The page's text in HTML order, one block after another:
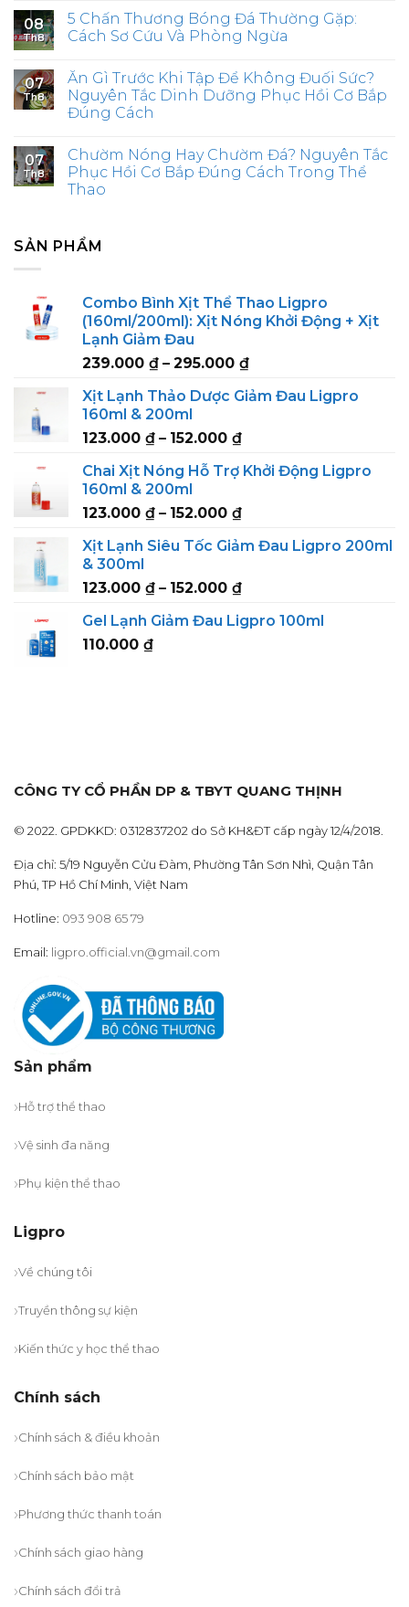
08
Th8
5 Chấn Thương Bóng Đá Thường Gặp:
Cách Sơ Cứu Và Phòng Ngừa
07
Th8
Ăn Gì Trước Khi Tập Để Không Đuối Sức?
Nguyên Tắc Dinh Dưỡng Phục Hồi Cơ Bắp
Đúng Cách
07
Th8
Chườm Nóng Hay Chườm Đá? Nguyên Tắc
Phục Hồi Cơ Bắp Đúng Cách Trong Thể
Thao
SẢN PHẨM
Combo Bình Xịt Thể Thao Ligpro
(160ml/200ml): Xịt Nóng Khởi Động + Xịt
Lạnh Giảm Đau
239.000 ₫ – 295.000 ₫Price
239.000 ₫
Xịt Lạnh Thảo Dược Giảm Đau Ligpro
160ml & 200ml
123.000 ₫ – 152.000 ₫Price
123.000 ₫
152.000 ₫
Chai Xịt Nóng Hỗ Trợ Khởi Động Ligpro
160ml & 200ml
123.000 ₫ – 152.000 ₫Price
123.000 ₫
152.000 ₫
Xịt Lạnh Siêu Tốc Giảm Đau Ligpro 200ml
& 300ml
123.000 ₫ – 152.000 ₫Price
123.000 ₫
Gel Lạnh Giảm Đau Ligpro 100ml
110.000 ₫
CÔNG TY CỔ PHẦN DP & TBYT QUANG THỊNH
© 2022. GPDKKD: 0312837202 do Sở KH&ĐT cấp ngày 12/4/2018.
Địa chỉ: 5/19 Nguyễn Cửu Đàm, Phường Tân Sơn Nhì, Quận Tân
Phú, TP Hồ Chí Minh, Việt Nam
Hotline: 093 908 65 79
Email: ligpro.official.vn@gmail.com
Sản phẩm
Hỗ trợ thể thao
Vệ sinh đa năng
Phụ kiện thể thao
Ligpro
Về chúng tôi
Truyền thông sự kiện
Kiến thức y học thể thao
Chính sách
Chính sách & điều khoản
Chính sách bảo mật
Phương thức thanh toán
Chính sách giao hàng
Chính sách đổi trả